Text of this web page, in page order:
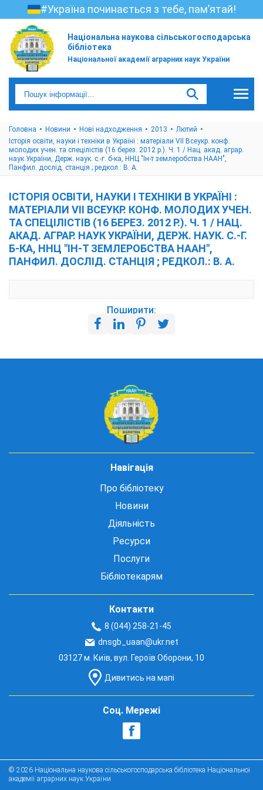
#Україна починається з тебе, пам’ятай!
Національна наукова сільськогосподарська
бібліотека
Національної академії аграрних наук України
Головна Новини Нові надходження 2013
Лютий
Історія освіти, науки і техніки в Україні : матеріали VII Всеукр. конф.
молодих учен. та спецілістів (16 берез. 2012 р.). Ч. 1 / Нац. акад. аграр.
наук України, Держ. наук. с.-г. б-ка, ННЦ "Ін-т землеробства НААН",
Панфил. дослід. станція ; редкол.: В. А.
ІСТОРІЯ ОСВІТИ, НАУКИ І ТЕХНІКИ В УКРАЇНІ :
МАТЕРІАЛИ VII ВСЕУКР. КОНФ. МОЛОДИХ УЧЕН.
ТА СПЕЦІЛІСТІВ (16 БЕРЕЗ. 2012 Р.). Ч. 1 / НАЦ.
АКАД. АГРАР. НАУК УКРАЇНИ, ДЕРЖ. НАУК. С.-Г.
Б-КА, ННЦ "ІН-Т ЗЕМЛЕРОБСТВА НААН",
ПАНФИЛ. ДОСЛІД. СТАНЦІЯ ; РЕДКОЛ.: В. А.
Поширити:
Навігація
Про бібліотеку
Новини
Діяльність
Ресурси
Послуги
Бібліотекарям
Контакти
8 (044) 258-21-45
dnsgb_uaan@ukr.net
03127 м. Київ, вул. Героїв Оборони, 10
Дивитись на мапі
Соц. Мережі
© 2026 Національна наукова сільськогосподарська бібліотека Національної
академії аграрних наук України